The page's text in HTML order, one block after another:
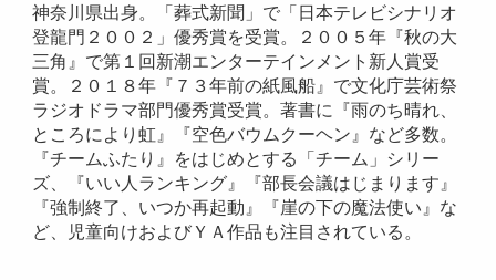
神奈川県出身。「葬式新聞」で「日本テレビシナリオ
登龍門２００２」優秀賞を受賞。２００５年『秋の大
三角』で第１回新潮エンターテインメント新人賞受
賞。２０１８年『７３年前の紙風船』で文化庁芸術祭
ラジオドラマ部門優秀賞受賞。著書に『雨のち晴れ、
ところにより虹』『空色バウムクーヘン』など多数。
『チームふたり』をはじめとする「チーム」シリー
ズ、『いい人ランキング』『部長会議はじまります』
『強制終了、いつか再起動』『崖の下の魔法使い』な
ど、児童向けおよびＹＡ作品も注目されている。